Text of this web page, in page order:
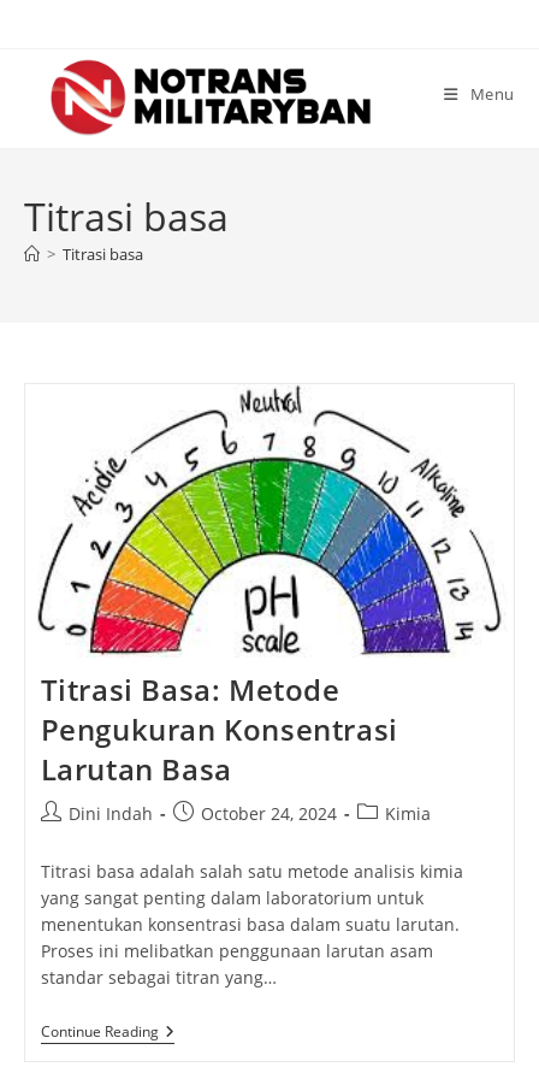
content
Menu
Titrasi basa
> Titrasi basa
Titrasi Basa: Metode
Pengukuran Konsentrasi
Larutan Basa
PostDini Indah
PostOctober 24, 2024
PostKimia
Titrasi basa adalah salah satu metode analisis kimia
yang sangat penting dalam laboratorium untuk
menentukan konsentrasi basa dalam suatu larutan.
Proses ini melibatkan penggunaan larutan asam
standar sebagai titran yang…
Continue ReadingTitrasi
Basa: